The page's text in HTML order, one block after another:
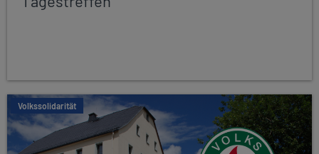
Volkssolidarität